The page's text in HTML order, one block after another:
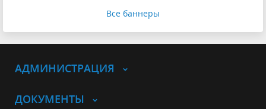
Все баннеры
АДМИНИСТРАЦИЯ
ДОКУМЕНТЫ